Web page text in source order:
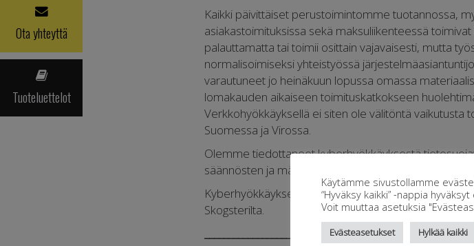
Ota yhteyttä
Tuoteluettelot
Kaikki päivittäiset perustoimintomme tuotannossa,
asiakastoimituksissa sekä maksuliikenteessä
palauttamatta tai toimii osittain vajavaisesti, mutta
normalisoimiseksi yhteistyössä
varautuneet jo heinäkuun lopussa omassa
lomakauden aikaiseen toimituskatkokseen
Verkkohyökkäyksellä ei siten ole välitöntä
Suomessa ja Virossa.
Olemme tiedottaneet kyberhyökkäyksestä
säännösten ja määräaikojen puitteissa.
Kyberhyökkäykseen liittyviä teknisiä lisätietoja saa
Skogsterilta.
_____________________________________________________
Käytämme sivustollamme
“Hyväksy kaikki” -nappia
Voit muuttaa asetuksia
Evästeasetukset Hylkää kaikki